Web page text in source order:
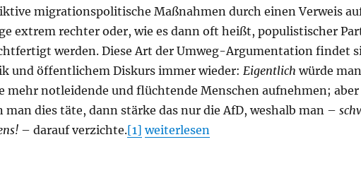
migrationspolitische Maßnahmen durch einen Verweis
extrem rechter oder, wie es dann oft heißt, populistischer
werden. Diese Art der Umweg-Argumentation findet
und öffentlichem Diskurs immer wieder: Eigentlich würde
mehr notleidende und flüchtende Menschen aufnehmen; aber
man dies täte, dann stärke das nur die AfD, weshalb man –
– darauf verzichte.[1] „Der „Populismus“ als Ausrede.
weiterlesen